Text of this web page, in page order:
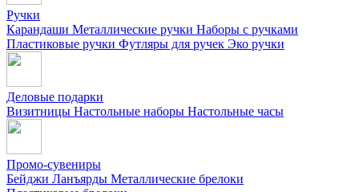
Ручки
Карандаши Металлические ручки Наборы с ручками
Пластиковые ручки Футляры для ручек Эко ручки
Деловые подарки
Визитницы Настольные наборы Настольные часы
Промо-сувениры
Бейджи Ланъярды Металлические брелоки